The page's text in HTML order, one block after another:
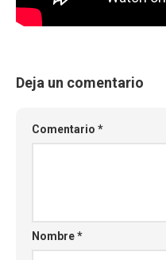
Deja un comentario
Comentario *
Nombre*